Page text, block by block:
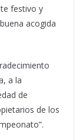
festivo y
acogida
a la
de
de los